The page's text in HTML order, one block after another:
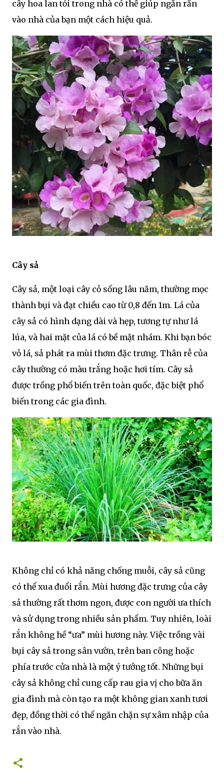
cây hoa lan tỏi trong nhà có thể giúp ngăn rắn
vào nhà của bạn một cách hiệu quả.
Cây sả
Cây sả, một loại cây cỏ sống lâu năm, thường mọc
thành bụi và đạt chiều cao từ 0,8 đến 1m. Lá của
cây sả có hình dạng dài và hẹp, tương tự như lá
lúa, và hai mặt của lá có bề mặt nhám. Khi bạn bóc
vỏ lá, sả phát ra mùi thơm đặc trưng. Thân rễ của
cây thường có màu trắng hoặc hơi tím. Cây sả
được trồng phổ biến trên toàn quốc, đặc biệt phổ
biến trong các gia đình.
Không chỉ có khả năng chống muỗi, cây sả cũng
có thể xua đuổi rắn. Mùi hương đặc trưng của cây
sả thường rất thơm ngon, được con người ưa thích
và sử dụng trong nhiều sản phẩm. Tuy nhiên, loài
rắn không hề “ưa” mùi hương này. Việc trồng vài
bụi cây sả trong sân vườn, trên ban công hoặc
phía trước cửa nhà là một ý tưởng tốt. Những bụi
cây sả không chỉ cung cấp rau gia vị cho bữa ăn
gia đình mà còn tạo ra một không gian xanh tươi
đẹp, đồng thời có thể ngăn chặn sự xâm nhập của
rắn vào nhà.